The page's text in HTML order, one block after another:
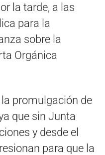
la tarde, a las
para la
sobre la
Orgánica
promulgación de
que sin Junta
y desde el
para que la